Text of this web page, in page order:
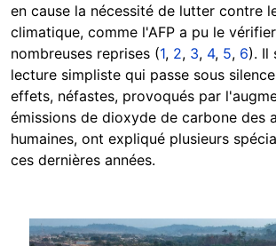
en cause la nécessité de lutter contre
climatique, comme l'AFP a pu le
nombreuses reprises (1, 2, 3, 4, 5, 6). Il
lecture simpliste qui passe sous
effets, néfastes, provoqués par
émissions de dioxyde de carbone des
humaines, ont expliqué plusieurs
ces dernières années.
Image